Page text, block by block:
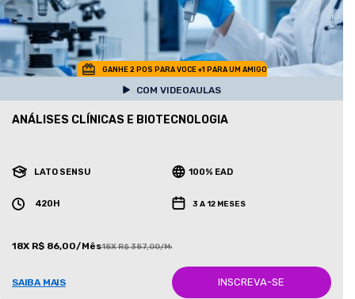
GANHE 2 POS PARA VOCE +1 PARA UM AMIGO
COM VIDEOAULAS
ANÁLISES CLÍNICAS E BIOTECNOLOGIA
LATO SENSU 100% EAD
420H 3 A 12 MESES
18X R$ 86,00/Mês18X R$ 387,00/Mês
SAIBA MAIS INSCREVA-SE